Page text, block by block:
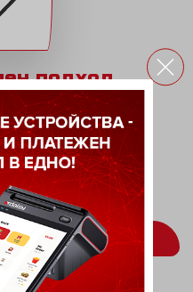
подход
и
за фискален и